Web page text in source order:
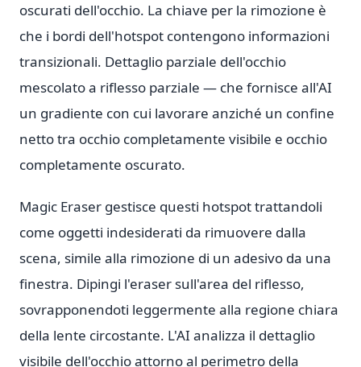
oscurati dell'occhio. La chiave per la rimozione è
che i bordi dell'hotspot contengono informazioni
transizionali. Dettaglio parziale dell'occhio
mescolato a riflesso parziale — che fornisce all'AI
un gradiente con cui lavorare anziché un confine
netto tra occhio completamente visibile e occhio
completamente oscurato.
Magic Eraser gestisce questi hotspot trattandoli
come oggetti indesiderati da rimuovere dalla
scena, simile alla rimozione di un adesivo da una
finestra. Dipingi l'eraser sull'area del riflesso,
sovrapponendoti leggermente alla regione chiara
della lente circostante. L'AI analizza il dettaglio
visibile dell'occhio attorno al perimetro della